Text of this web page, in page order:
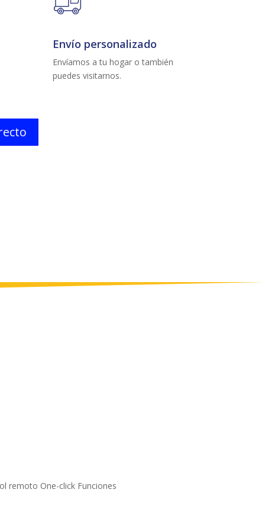
Envío personalizado
Envíamos a tu hogar o también
puedes visitarnos.
remoto One-click Funciones